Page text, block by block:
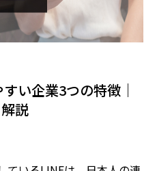
い企業3つの特徴｜
説